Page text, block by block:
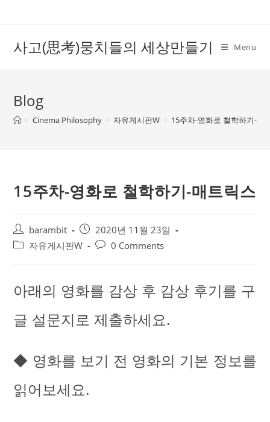
사고(思考)뭉치들의 세상만들기 Menu
Blog
> Cinema Philosophy > 자유게시판W > 15주차-영화로 철학하기-매
15주차-영화로 철학하기-매트릭스
Post
author:
barambit
Post
published:
2020년 11월 23일
Post자유게시판W
Post0 Comments
아래의 영화를 감상 후 감상 후기를 구
글 설문지로 제출하세요.
◆ 영화를 보기 전 영화의 기본 정보를
읽어보세요.